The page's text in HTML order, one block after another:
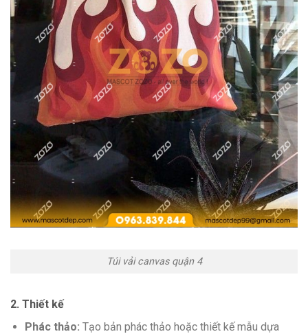
Túi vải canvas quận 4
2. Thiết kế
Phác thảo: Tạo bản phác thảo hoặc thiết kế mẫu dựa